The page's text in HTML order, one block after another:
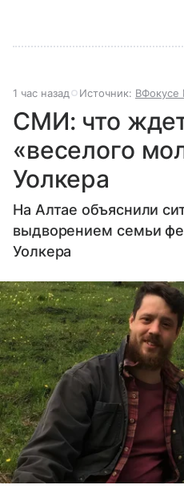
1 час назад Источник: ВФокусе
СМИ: что
«веселого
Уолкера
На Алтае объяснили
выдворением семьи
Уолкера